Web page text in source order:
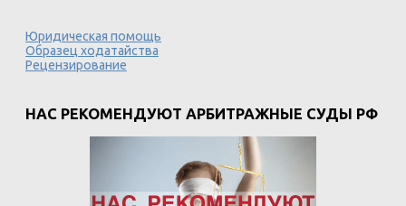
Юридическая помощь
Образец ходатайства
Рецензирование
НАС РЕКОМЕНДУЮТ АРБИТРАЖНЫЕ СУДЫ РФ